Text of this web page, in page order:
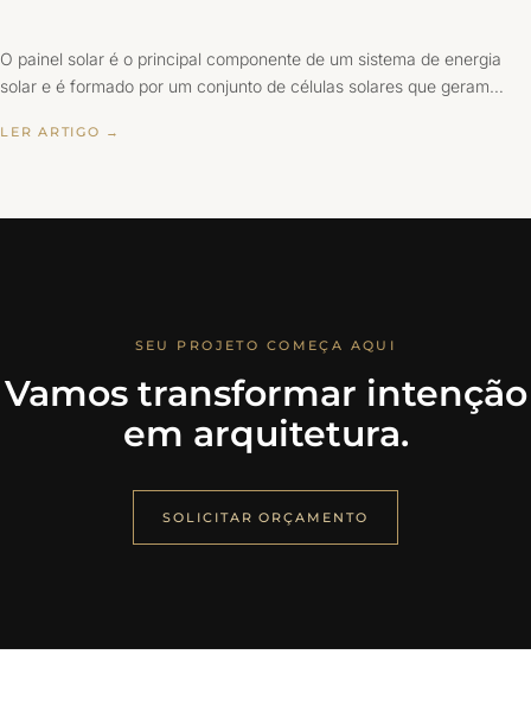
O painel solar é o principal componente de um sistema de energia
solar e é formado por um conjunto de células solares que geram…
LER ARTIGO →
SEU PROJETO COMEÇA AQUI
Vamos transformar intenção
em arquitetura.
SOLICITAR ORÇAMENTO